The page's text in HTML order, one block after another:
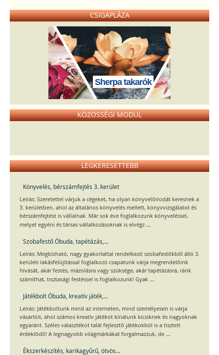
CSIGAPLÁZA
Sherpa takarók
KÖZÖSSÉGI MODUL
LEGKERESETTEBB
Könyvelés, bérszámfejtés 3. kerület
Leírás: Szeretettel várjuk a cégeket, ha olyan könyvelőirodát keresnek a
3. kerületben, ahol az általános könyvelés mellett, könyvvizsgálatot és
bérszámfejtést is vállalnak. Már sok éve foglalkozunk könyveléssel,
melyet egyéni és társas vállalkozásoknak is elvégz ...
Szobafestő Óbuda, tapétázás,...
Leírás: Megbízható, nagy gyakorlattal rendelkező szobafestőkből álló 3.
kerületi lakásfelújítással foglalkozó csapatunk várja megrendelőink
hívását, akár festés, mázolásra vagy szüksége, akár tapétázásra, ránk
számíthat, tisztasági festéssel is foglalkozunk! Gyak ...
Játékbolt Óbuda, kreatív játék,...
Leírás: Játékboltunk mind az interneten, mind személyesen is várja
vásárlóit, ahol számos kreatív játékot kínálunk kicsiknek és nagyoknak
egyaránt. Széles választékot talál fejlesztő játékokból is a tisztelt
érdeklődő! A legnagyobb világmárkákat forgalmazzuk, de ...
Ékszerkészítés, karikagyűrű, ötvös...